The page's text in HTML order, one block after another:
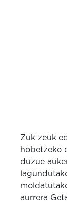
Zuk zeuk
hobetzeko
duzue
aurrera